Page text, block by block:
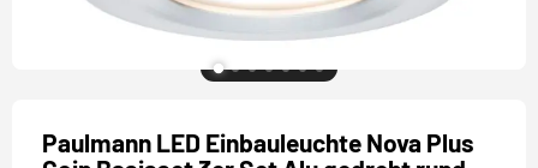
Paulmann LED Einbauleuchte Nova Plus